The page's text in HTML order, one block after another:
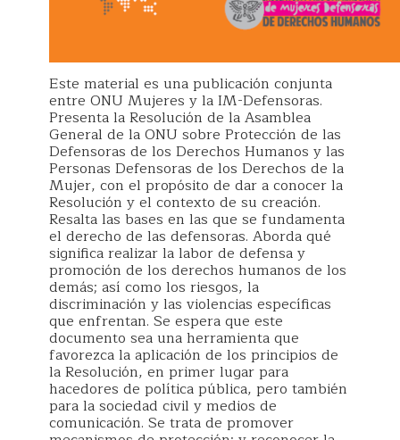
Este material es una publicación conjunta
entre ONU Mujeres y la IM-Defensoras.
Presenta la Resolución de la Asamblea
General de la ONU sobre Protección de las
Defensoras de los Derechos Humanos y las
Personas Defensoras de los Derechos de la
Mujer, con el propósito de dar a conocer la
Resolución y el contexto de su creación.
Resalta las bases en las que se fundamenta
el derecho de las defensoras. Aborda qué
significa realizar la labor de defensa y
promoción de los derechos humanos de los
demás; así como los riesgos, la
discriminación y las violencias específicas
que enfrentan. Se espera que este
documento sea una herramienta que
favorezca la aplicación de los principios de
la Resolución, en primer lugar para
hacedores de política pública, pero también
para la sociedad civil y medios de
comunicación. Se trata de promover